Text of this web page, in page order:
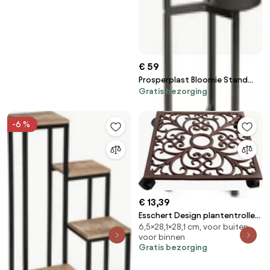
€ 59
Prosperplast Bloomie Stand
Plantenstandaard - 125 cm -
Gratis bezorging
-6 %
€ 13,39
Esschert Design plantentrolley
vierkant - LxBxH:
28,1x28,1x6,5cm
6,5×28,1×28,1 cm, voor buiten,
voor binnen
Gratis bezorging